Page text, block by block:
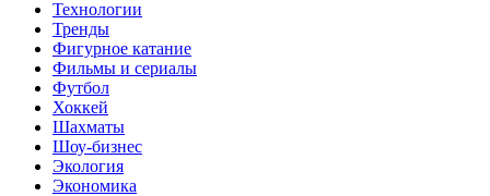
Технологии
Тренды
Фигурное катание
Фильмы и сериалы
Футбол
Хоккей
Шахматы
Шоу-бизнес
Экология
Экономика